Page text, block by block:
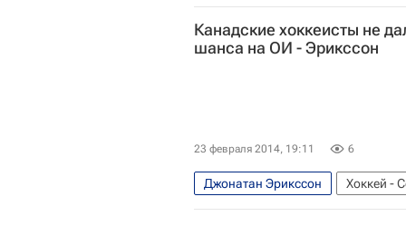
Детройт Ред Уингз
Торонто
Энтони Манта
Остон Мэттьюс
Канадские хоккеисты не
шанса на ОИ - Эрикссон
23 февраля 2014, 19:11 6
Джонатан Эрикссон Хоккей -
Зимние Олимпийские игры 2014